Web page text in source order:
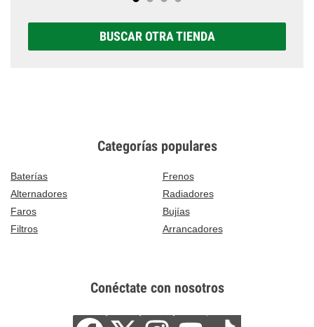
BUSCAR OTRA TIENDA
Categorías populares
Baterías
Frenos
Alternadores
Radiadores
Faros
Bujías
Filtros
Arrancadores
Conéctate con nosotros